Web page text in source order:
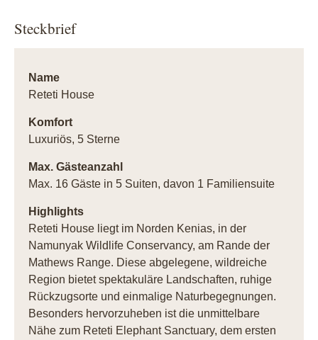
Steckbrief
Name
Reteti House
Komfort
Luxuriös, 5 Sterne
Max. Gästeanzahl
Max. 16 Gäste in 5 Suiten, davon 1 Familiensuite
Highlights
Reteti House liegt im Norden Kenias, in der
Namunyak Wildlife Conservancy, am Rande der
Mathews Range. Diese abgelegene, wildreiche
Region bietet spektakuläre Landschaften, ruhige
Rückzugsorte und einmalige Naturbegegnungen.
Besonders hervorzuheben ist die unmittelbare
Nähe zum Reteti Elephant Sanctuary, dem ersten